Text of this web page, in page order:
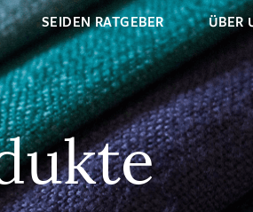
SEIDEN RATGEBER ÜBER